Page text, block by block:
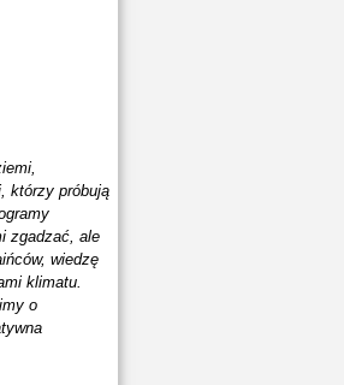
którzy próbują
zgadzać, ale
wiedzę
klimatu.
o